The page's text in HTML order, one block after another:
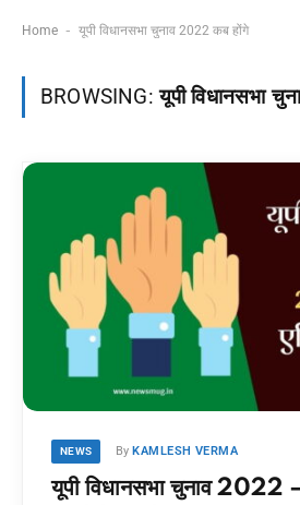
Home - यूपी विधानसभा चुनाव 2022 कब होंगे
BROWSING:यूपी विधानसभा
NEWS By KAMLESH VERMA
यूपी विधानसभा चुनाव